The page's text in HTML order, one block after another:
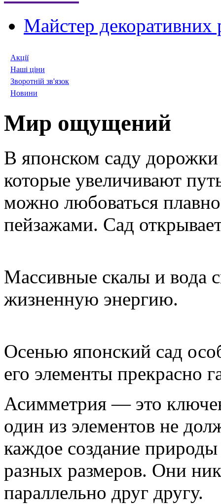
Майстер декоративних
Акції
Наші ціни
Зворотній зв'язок
Новини
Мир ощущений
В японском саду
которые увеличивают
можно любоваться
пейзажами. Сад
Массивные скалы и вода
жизненную энергию.
Осенью японский сад
его элементы прекрасно
Асимметрия — это
один из элементов не
каждое создание
разных размеров. Они
параллельно друг другу.